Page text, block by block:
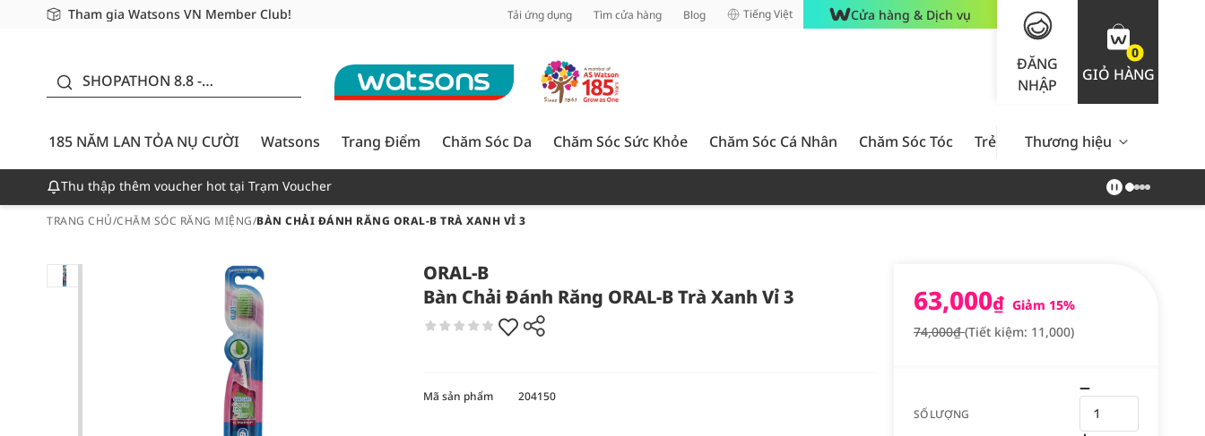
Tham gia Watsons VN Member Club!
Miễn phí giao hàng cho đơn hàng từ 249,000Đ
Giao hàng nhanh 24h - Áp dụng khu vực TP. Hồ Chí Minh Tải ứng dụng Tìm cửa hàng Blog Tiếng Việt Cửa hàng & Dịch vụ
ĐĂNG
NHẬP
0
GIỎ HÀNG
SHOPATHON 8.8 -
CƯỜI - GIẢM ĐẾN
50%
185 NĂM LAN TỎA NỤ CƯỜI
Watsons Trang Điểm Chăm Sóc Da Chăm Sóc Sức Khỏe Chăm Sóc Cá Nhân Chăm Sóc Tóc Trẻ Em Nam Giới Chăm Sóc
Thương hiệu
Thu thập thêm voucher hot tại Trạm Voucher
TRANG CHỦ/CHĂM SÓC RĂNG MIỆNG/BÀN CHẢI ĐÁNH RĂNG ORAL-B TRÀ XANH VỈ 3
ORAL-B
Bàn Chải Đánh Răng ORAL-B Trà Xanh Vỉ 3
63,000₫ Giảm 15%
74,000₫(Tiết kiệm: 11,000)
SỐ LƯỢNG
Mã sản phẩm 204150